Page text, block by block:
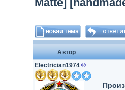
Автор
Electrician1974 ®